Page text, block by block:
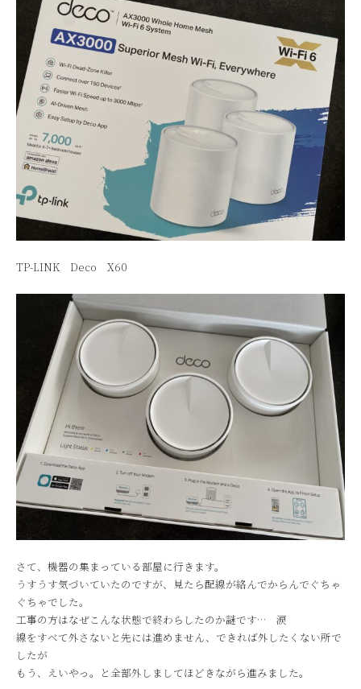
TP-LINK Deco X60
さて、機器の集まっている部屋に行きます。
うすうす気づいていたのですが、見たら配線が絡んでからんでぐちゃ
ぐちゃでした。
工事の方はなぜこんな状態で終わらしたのか謎です… 涙
線をすべて外さないと先には進めません、できれば外したくない所で
したが
もう、えいやっ。と全部外しましてほどきながら進みました。